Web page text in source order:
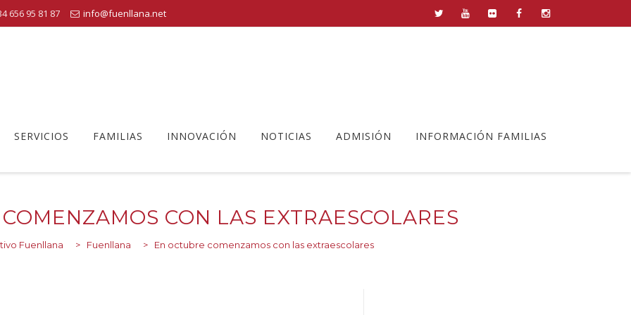
656 95 81 87 info@fuenllana.net
SERVICIOS FAMILIAS INNOVACIÓN NOTICIAS ADMISIÓN INFORMACIÓN FAMILIAS
CON LAS EXTRAESCOLARES
Fuenllana > Fuenllana > En octubre comenzamos con las extraescolares